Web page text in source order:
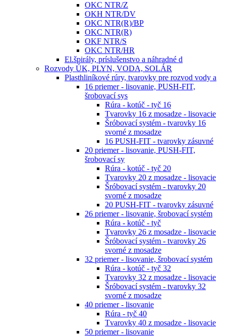
OKC NTR/Z
OKH NTR/DV
OKC NTR(R)/BP
OKC NTR(R)
OKF NTR/S
OKC NTR/HR
El.špirály, príslušenstvo a náhradné d
Rozvody ÚK, PLYN, VODA, SOLÁR
Plasthliníkové rúry, tvarovky pre rozvod vody a
16 priemer - lisovanie, PUSH-FIT,
šrobovací sys
Rúra - kotúč - tyč 16
Tvarovky 16 z mosadze - lisovacie
Šróbovací systém - tvarovky 16
svorné z mosadze
16 PUSH-FIT - tvarovky zásuvné
20 priemer - lisovanie, PUSH-FIT,
šrobovací sy
Rúra - kotúč - tyč 20
Tvarovky 20 z mosadze - lisovacie
Šróbovací systém - tvarovky 20
svorné z mosadze
20 PUSH-FIT - tvarovky zásuvné
26 priemer - lisovanie, šrobovací systém
Rúra - kotúč - tyč
Tvarovky 26 z mosadze - lisovacie
Šróbovací systém - tvarovky 26
svorné z mosadze
32 priemer - lisovanie, šrobovací systém
Rúra - kotúč - tyč 32
Tvarovky 32 z mosadze - lisovacie
Šróbovací systém - tvarovky 32
svorné z mosadze
40 priemer - lisovanie
Rúra - tyč 40
Tvarovky 40 z mosadze - lisovacie
50 priemer - lisovanie